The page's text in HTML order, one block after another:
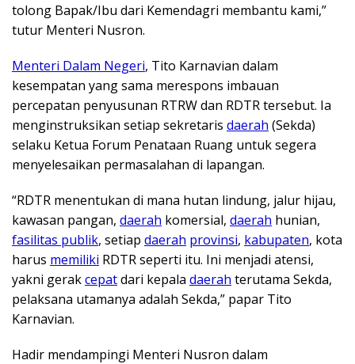
tolong Bapak/Ibu dari Kemendagri membantu kami,”
tutur Menteri Nusron.
Menteri Dalam Negeri, Tito Karnavian dalam
kesempatan yang sama merespons imbauan
percepatan penyusunan RTRW dan RDTR tersebut. Ia
menginstruksikan setiap sekretaris daerah (Sekda)
selaku Ketua Forum Penataan Ruang untuk segera
menyelesaikan permasalahan di lapangan.
“RDTR menentukan di mana hutan lindung, jalur hijau,
kawasan pangan, daerah komersial, daerah hunian,
fasilitas publik, setiap daerah provinsi, kabupaten, kota
harus memiliki RDTR seperti itu. Ini menjadi atensi,
yakni gerakcepatdari kepala daerah terutama Sekda,
pelaksana utamanya adalah Sekda,” papar Tito
Karnavian.
Hadir mendampingi Menteri Nusron dalam